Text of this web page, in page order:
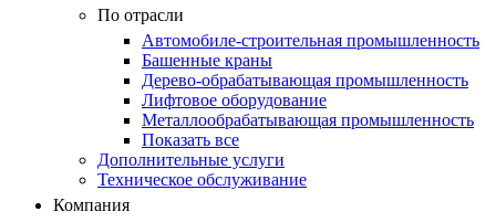
По отрасли
Автомобиле-строительная промышленность
Башенные краны
Дерево-обрабатывающая промышленность
Лифтовое оборудование
Металлообрабатывающая промышленность
Показать все
Дополнительные услуги
Техническое обслуживание
Компания